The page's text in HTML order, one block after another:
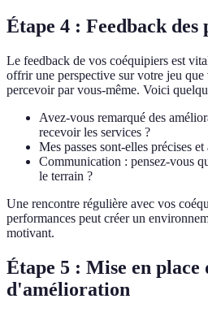
Étape 4 : Feedback
Le feedback de vos coéquipiers est
offrir une perspective sur votre jeu que
percevoir par vous-même. Voici
Avez-vous remarqué des
recevoir les services ?
Mes passes sont-elles précises
Communication : pensez-vous
le terrain ?
Une rencontre régulière avec vos
performances peut créer un
motivant.
Étape 5 : Mise en place
d'amélioration